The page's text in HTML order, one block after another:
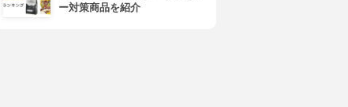
ー対策商品を紹介